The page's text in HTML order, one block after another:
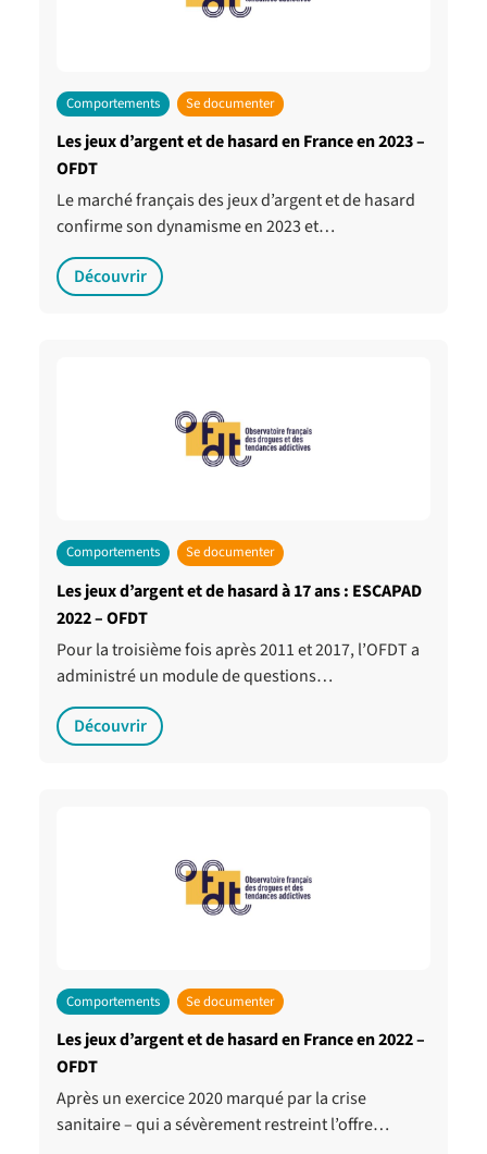
Comportements Se documenter
Les jeux d’argent et de hasard en France en 2023 –
OFDT
Le marché français des jeux d’argent et de hasard
confirme son dynamisme en 2023 et…
Découvrir
Comportements Se documenter
Les jeux d’argent et de hasard à 17 ans : ESCAPAD
2022 – OFDT
Pour la troisième fois après 2011 et 2017, l’OFDT a
administré un module de questions…
Découvrir
Comportements Se documenter
Les jeux d’argent et de hasard en France en 2022 –
OFDT
Après un exercice 2020 marqué par la crise
sanitaire – qui a sévèrement restreint l’offre…